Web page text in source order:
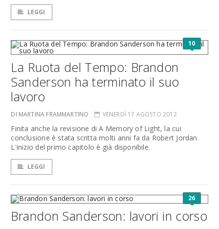
LEGGI
10
La Ruota del Tempo: Brandon
Sanderson ha terminato il suo
lavoro
DI MARTINA FRAMMARTINO VENERDÌ 17 AGOSTO 2012
Finita anche la revisione di A Memory of Light, la cui
conclusione è stata scritta molti anni fa da Robert Jordan.
L'inizio del primo capitolo è già disponibile.
LEGGI
26
Brandon Sanderson: lavori in corso